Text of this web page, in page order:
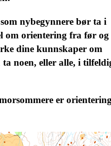
nybegynnere bør ta i
om orientering fra før og
dine kunnskaper om
noen, eller alle, i
er